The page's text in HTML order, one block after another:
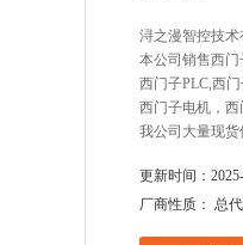
浔之漫智控技术
本公司销售西
西门子PLC,西
西门子电机，
我公司大量现
更新时间：
厂商性质： 总